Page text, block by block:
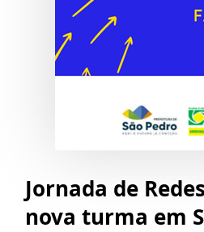
Jornada de
nova turma em